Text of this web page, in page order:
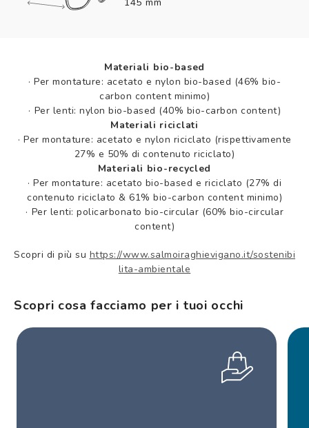
Materiali bio-based
· Per montature: acetato e nylon bio-based (46% bio-
carbon content minimo)
· Per lenti: nylon bio-based (40% bio-carbon content)
Materiali riciclati
· Per montature: acetato e nylon riciclato (rispettivamente
27% e 50% di contenuto riciclato)
Materiali bio-recycled
· Per montature: acetato bio-based e riciclato (27% di
contenuto riciclato & 61% bio-carbon content minimo)
· Per lenti: policarbonato bio-circular (60% bio-circular
content)
Scopri di più su https://www.salmoiraghievigano.it/sostenibi
lita-ambientale
Scopri cosa facciamo per i tuoi occhi